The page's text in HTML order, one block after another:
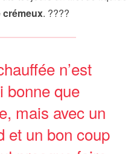
crémeux. ????
n’est
bonne que
mais avec un
et un bon coup